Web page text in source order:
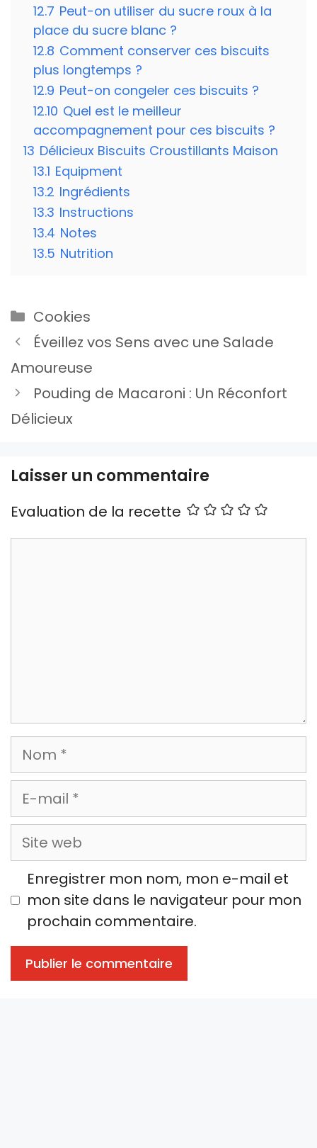
12.7 Peut-on utiliser du sucre roux à la
place du sucre blanc ?
12.8 Comment conserver ces biscuits
plus longtemps ?
12.9 Peut-on congeler ces biscuits ?
12.10 Quel est le meilleur
accompagnement pour ces biscuits ?
13 Délicieux Biscuits Croustillants Maison
13.1 Equipment
13.2 Ingrédients
13.3 Instructions
13.4 Notes
13.5 Nutrition
Catégories
Cookies
Éveillez vos Sens avec une Salade
Amoureuse
Pouding de Macaroni : Un Réconfort
Délicieux
Laisser un commentaire
Evaluation de la recette
Nom
E-
mail
Site
web
Enregistrer mon nom, mon e-mail et
mon site dans le navigateur pour mon
prochain commentaire.